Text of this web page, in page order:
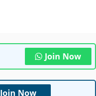
Join Now
Join Now